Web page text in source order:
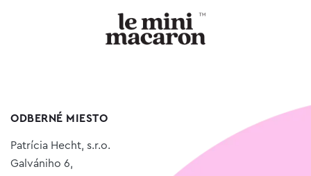
ODBERNÉ MIESTO
Patrícia Hecht, s.r.o.
Galvániho 6,